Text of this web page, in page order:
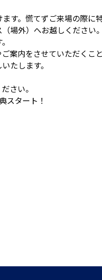
。慌てずご来場の際に
場外）へお越しください。
内をさせていただくこと
たします。
さい。
スタート！